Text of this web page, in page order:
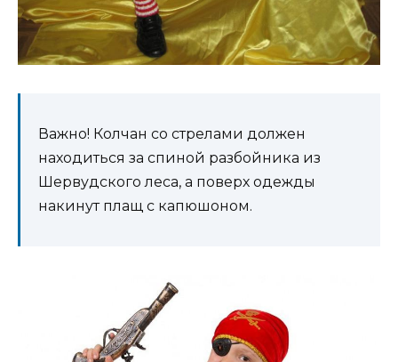
Важно! Колчан со стрелами должен
находиться за спиной разбойника из
Шервудского леса, а поверх одежды
накинут плащ с капюшоном.